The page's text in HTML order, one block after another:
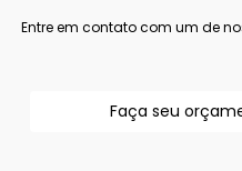
Entre em contato com um de
Faça seu